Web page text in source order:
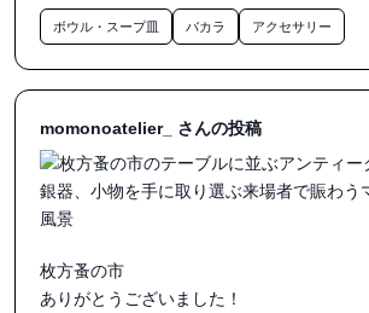
また次の場所でも、お会いできますように。
ーク
ボウル・スープ皿 バカラ アクセサリー
momonoatelier_ さんの投稿
枚方蚤の市
ありがとうございました！